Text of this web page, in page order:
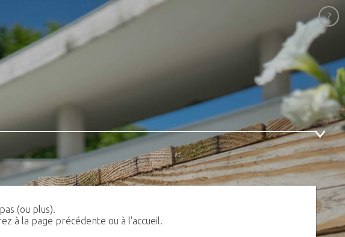
(ou plus).
à la page précédente ou à l'accueil.